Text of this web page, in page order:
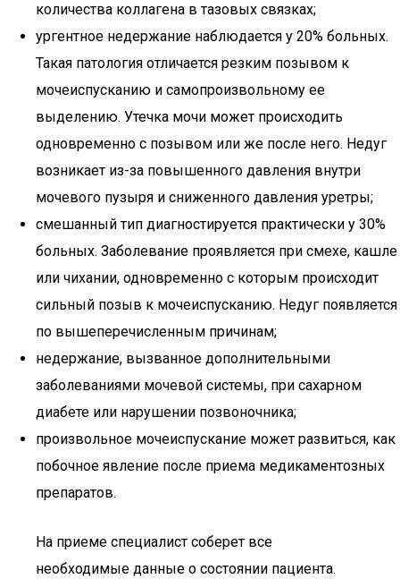
количества коллагена в тазовых связках;
ургентное недержание наблюдается у 20% больных.
Такая патология отличается резким позывом к
мочеиспусканию и самопроизвольному ее
выделению. Утечка мочи может происходить
одновременно с позывом или же после него. Недуг
возникает из-за повышенного давления внутри
мочевого пузыря и сниженного давления уретры;
смешанный тип диагностируется практически у 30%
больных. Заболевание проявляется при смехе, кашле
или чихании, одновременно с которым происходит
сильный позыв к мочеиспусканию. Недуг появляется
по вышеперечисленным причинам;
недержание, вызванное дополнительными
заболеваниями мочевой системы, при сахарном
диабете или нарушении позвоночника;
произвольное мочеиспускание может развиться, как
побочное явление после приема медикаментозных
препаратов.
На приеме специалист соберет все
необходимые данные о состоянии пациента.